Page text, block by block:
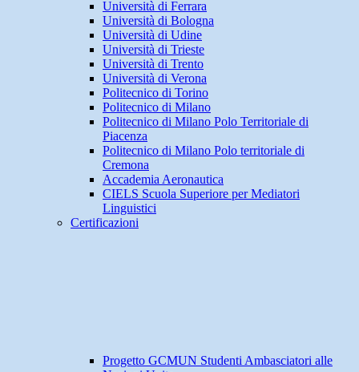
Università di Ferrara
Università di Bologna
Università di Udine
Università di Trieste
Università di Trento
Università di Verona
Politecnico di Torino
Politecnico di Milano
Politecnico di Milano Polo Territoriale di
Piacenza
Politecnico di Milano Polo territoriale di
Cremona
Accademia Aeronautica
CIELS Scuola Superiore per Mediatori
Linguistici
Certificazioni
Progetto GCMUN Studenti Ambasciatori alle